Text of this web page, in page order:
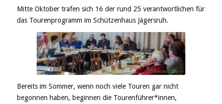
Mitte Oktober trafen sich 16 der rund 25 verantwortlichen für
das Tourenprogramm im Schützenhaus Jägersruh.
Bereits im Sommer, wenn noch viele Touren gar nicht
begonnen haben, beginnen die Tourenführer*innen,